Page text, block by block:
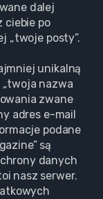
dalej
ciebie po
„twoje posty”.
unikalną
nazwa
zwane
adres e-mail
podane
są
danych
nasz serwer.